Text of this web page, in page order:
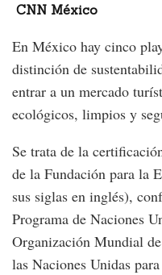
CNN México
En México hay cinco
distinción de
entrar a un mercado
ecológicos, limpios y
Se trata de la
de la Fundación para la
sus siglas en inglés),
Programa de Naciones
Organización Mundial
las Naciones Unidas